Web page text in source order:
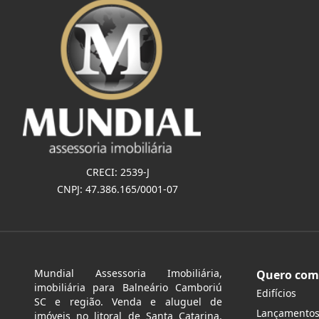
CRECI: 2539-J
CNPJ: 47.386.165/0001-07
Mundial Assessoria Imobiliária,
imobiliária para Balneário Camboriú
SC e região. Venda e aluguel de
imóveis no litoral de Santa Catarina.
Quero
Edifícios
Lançamentos